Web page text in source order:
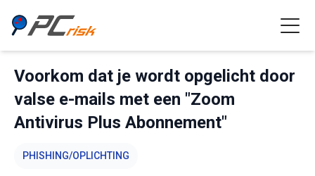
Voorkom dat je wordt opgelicht door
valse e-mails met een "Zoom
Antivirus Plus Abonnement"
PHISHING/OPLICHTING